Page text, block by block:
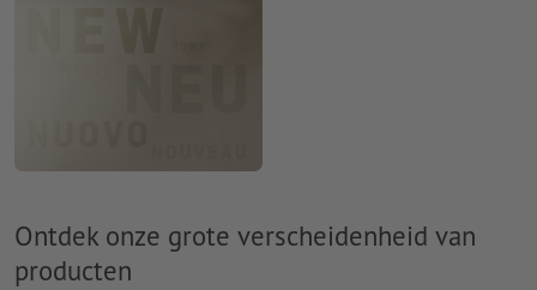
Ontdek onze grote verscheidenheid van
producten